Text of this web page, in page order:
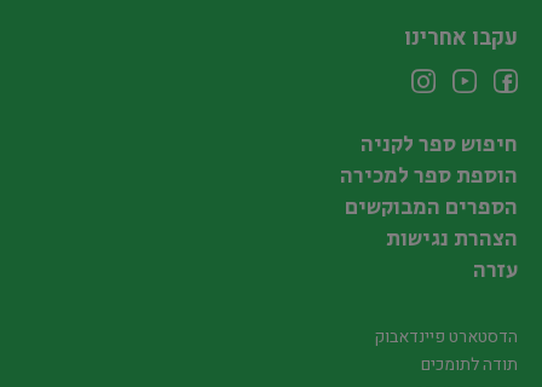
עקבו אחרינו
חיפוש ספר לקניה
הוספת ספר למכירה
הספרים המבוקשים
הצהרת נגישות
עזרה
הדסטארט פיינדאבוק
תודה לתומכים